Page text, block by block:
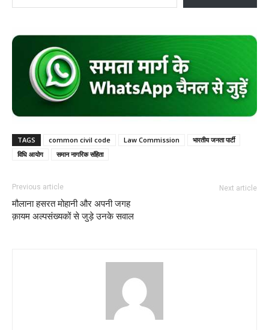
TAGS common civil code Law Commission
भारतीय जनता पार्टी
विधि आयोग
समान नागरिक संहिता
Previous article
मौलाना हसरत मोहानी और अपनी जगह
क़ायम अल्पसंख्यकों से जुड़े उनके सवाल
Next article